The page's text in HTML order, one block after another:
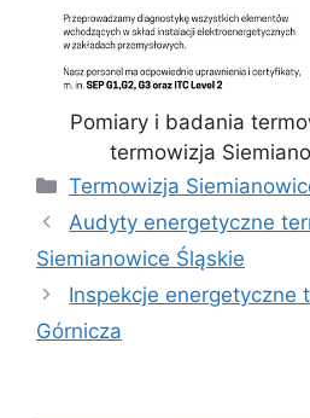
Pomiary i badania
termowizja
Kategorie
Termowizja
Audyty energetyczne
Siemianowice Śląskie
Inspekcje energetyczne
Górnicza